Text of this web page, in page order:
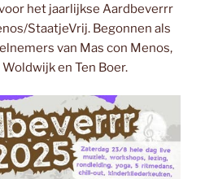
het jaarlijkse Aardbeverrr
StaatjeVrij. Begonnen als
van Mas con Menos,
en Ten Boer.